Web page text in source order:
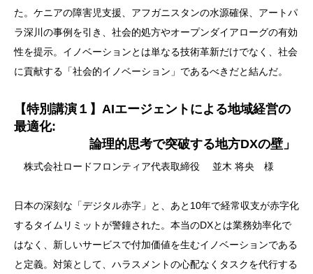
た。ケニアの障害児支援、アフガニスタンの水源確保、アートパ
ラ深川の事例を引き、社会的処方やオープンダイアローグの有効
性を提示。イノベーションとは単なる技術革新だけでなく、社会
に貢献する「社会的イノベーション」であるべきだと結んだ。
【特別講演１】 AIエージェントによる地域経営の
最適化:
論理的思考で突破する地方DXの壁」
株式会社ロードフロンティア代表取締役 並木 将央 様
日本の深刻な「デジタル赤字」と、あと10年で経常収支が赤字化
するタイムリミットが警鐘された。本当のDXとは業務効率化で
はなく、新しいサービスで付加価値を生むイノベーションである
と定義。対策として、ハラスメントの心配なくタスクを代行する